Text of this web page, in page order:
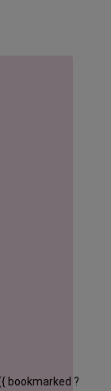
bookmarked ?